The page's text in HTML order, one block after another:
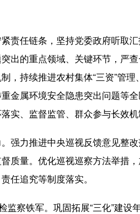
任链条，坚持党委政府听取
出的重点领域、关键环节，严
，持续推进农村集体“三资”管
金属环境安全隐患突出问题等
实、监督监管、群众参与长效机
力推进中央巡视反馈意见整
质量。优化巡视巡察方法举措
任追究等制度落实。
察铁军。巩固拓展“三化”建设